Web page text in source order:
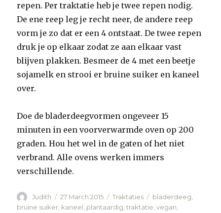
repen. Per traktatie heb je twee repen nodig.
De ene reep leg je recht neer, de andere reep
vorm je zo dat er een 4 ontstaat. De twee repen
druk je op elkaar zodat ze aan elkaar vast
blijven plakken. Besmeer de 4 met een beetje
sojamelk en strooi er bruine suiker en kaneel
over.
Doe de bladerdeegvormen ongeveer 15
minuten in een voorverwarmde oven op 200
graden. Hou het wel in de gaten of het niet
verbrand. Alle ovens werken immers
verschillende.
Author
Judith
Posted
on
27 March 2015 Categories
Traktaties Tags
bladerdeeg,
bruine suiker, kaneel, plantaardig,traktatie,vegan,